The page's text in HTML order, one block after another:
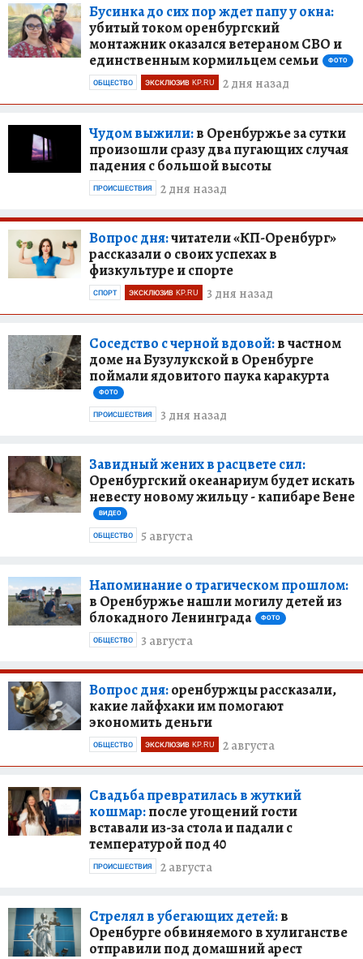
Бусинка до сих пор ждет папу у окна:
убитый током оренбургский
монтажник оказался ветераном СВО и
единственным кормильцем семьи
ФОТО
2 дня назад
ОБЩЕСТВО ЭКСКЛЮЗИВ KP.RU
Чудом выжили:в Оренбуржье за сутки
произошли сразу два пугающих случая
падения с большой высоты
2 дня назад
ПРОИСШЕСТВИЯ
Вопрос дня:читатели «КП-Оренбург»
рассказали о своих успехах в
физкультуре и спорте
3 дня назад
СПОРТ ЭКСКЛЮЗИВ KP.RU
Соседство с черной вдовой:в частном
доме на Бузулукской в Оренбурге
поймали ядовитого паука каракурта
ФОТО
3 дня назад
ПРОИСШЕСТВИЯ
Завидный жених в расцвете сил:
Оренбургский океанариум будет искать
невесту новому жильцу - капибаре Вене
ВИДЕО
5 августа
ОБЩЕСТВО
Напоминание о трагическом прошлом:
в Оренбуржье нашли могилу детей из
блокадного Ленинграда
ФОТО
3 августа
ОБЩЕСТВО
Вопрос дня:оренбуржцы рассказали,
какие лайфхаки им помогают
экономить деньги
2 августа
ОБЩЕСТВО ЭКСКЛЮЗИВ KP.RU
Свадьба превратилась в жуткий
кошмар:после угощений гости
вставали из-за стола и падали с
температурой под 40
2 августа
ПРОИСШЕСТВИЯ
Стрелял в убегающих детей:в
Оренбурге обвиняемого в хулиганстве
отправили под домашний арест